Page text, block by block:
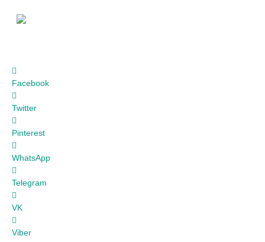
Facebook
Twitter
Pinterest
WhatsApp
Telegram
VK
Viber